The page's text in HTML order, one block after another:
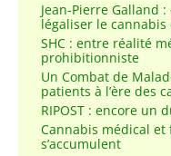
Jean-Pierre Galland
légaliser le cannabis
SHC : entre réalité
prohibitionniste
Un Combat de
patients à l’ère des
RIPOST : encore un
Cannabis médical et
s’accumulent